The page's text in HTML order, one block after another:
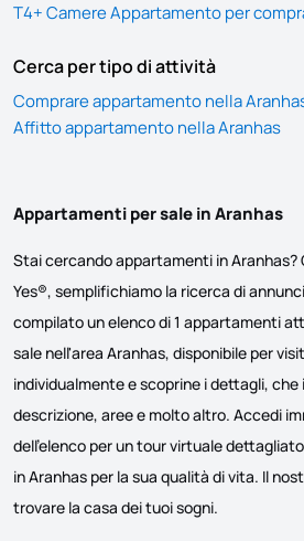
T4+ Camere Appartamento per
Cerca per tipo di attività
Comprare appartamento nella
Affitto appartamento nella Aranhas
Appartamenti per sale in Aranhas
Stai cercando appartamenti in Aranhas?
Yes®, semplifichiamo la ricerca di
compilato un elenco di 1 appartamenti
sale nell'area Aranhas, disponibile per
individualmente e scoprine i dettagli, che
descrizione, aree e molto altro. Accedi
dell'elenco per un tour virtuale
in Aranhas per la sua qualità di vita. Il
trovare la casa dei tuoi sogni.